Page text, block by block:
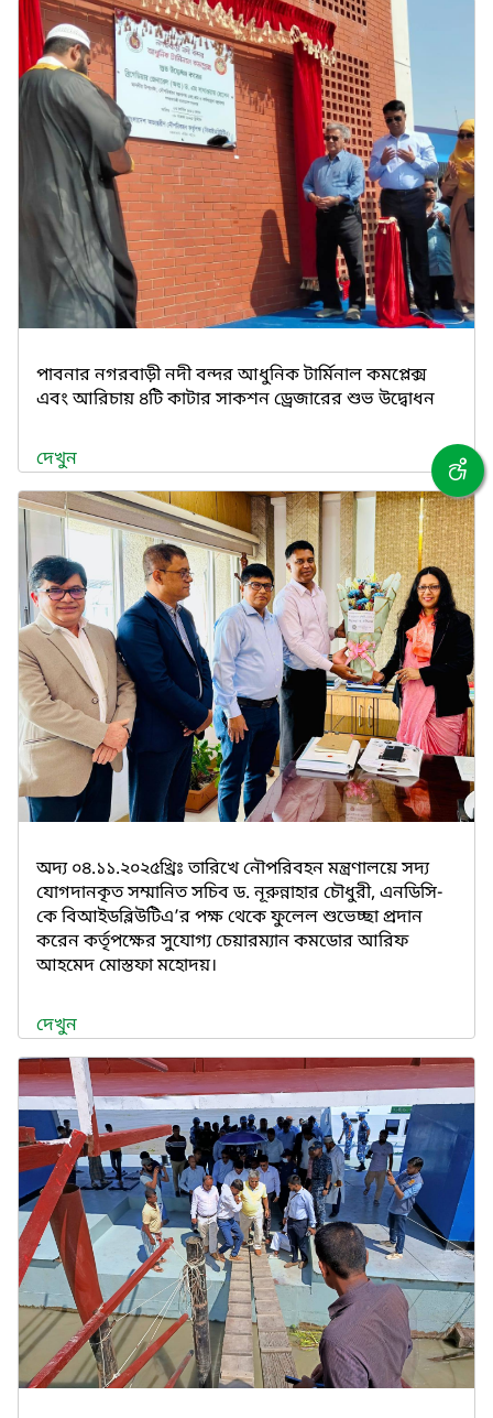
পাবনার নগরবাড়ী নদী বন্দর আধুনিক টার্মিনাল কমপ্লেক্স
এবং আরিচায় ৪টি কাটার সাকশন ড্রেজারের শুভ উদ্বোধন
দেখুন
অদ্য ০৪.১১.২০২৫খ্রিঃ তারিখে নৌপরিবহন মন্ত্রণালয়ে সদ‍্য
যোগদানকৃত সম্মানিত সচিব ড. নূরুন্নাহার চৌধুরী, এনডিসি-
কে বিআইডব্লিউটিএ’র পক্ষ থেকে ফুলেল শুভেচ্ছা প্রদান
করেন কর্তৃপক্ষের সুযোগ্য চেয়ারম্যান কমডোর আরিফ
আহমেদ মোস্তফা মহোদয়।
দেখুন